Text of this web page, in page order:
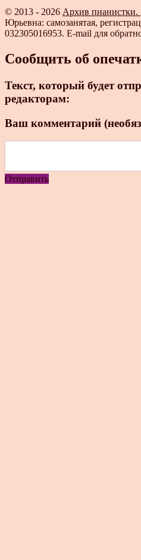
© 2013 - 2026 Архив пианистки.
Юрьевна: самозанятая,
032305016953. E-mail для
Сообщить об
Текст, который будет
редакторам:
Ваш комментарий
Отправить